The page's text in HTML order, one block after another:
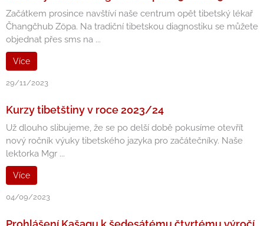
Začátkem prosince navštíví naše centrum opět tibetský lékař
Čhangčhub Zöpa. Na tradiční tibetskou diagnostiku se můžete
objednat přes sms na ...
Více
29/11/2023
Kurzy tibetštiny v roce 2023/24
Už dlouho slibujeme, že se po delší době pokusíme otevřít
nový ročník výuky tibetského jazyka pro začátečníky. Naše
lektorka Mgr ...
Více
04/09/2023